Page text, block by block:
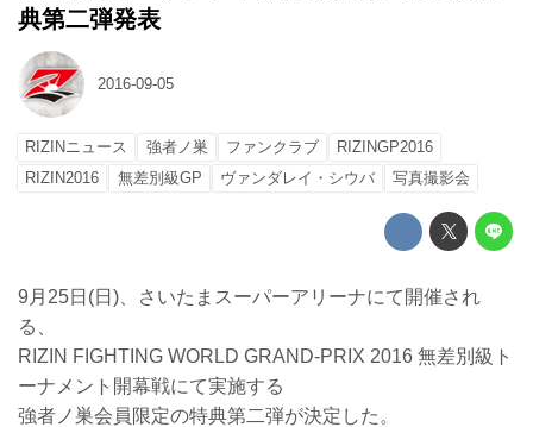
典第二弾発表
2016-09-05
RIZINニュース 強者ノ巣 ファンクラブ
RIZINGP2016
RIZIN2016
無差別級GP ヴァンダレイ・シウバ 写真撮影会
9月25日(日)、さいたまスーパーアリーナにて開催され
る、
RIZIN FIGHTING WORLD GRAND-PRIX 2016 無差別級ト
ーナメント開幕戦にて実施する
強者ノ巣会員限定の特典第二弾が決定した。